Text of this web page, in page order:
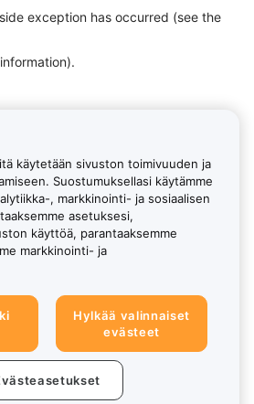
exception has occurred (see the
.
käytetään sivuston toimivuuden ja
Suostumuksellasi käytämme
, markkinointi- ja sosiaalisen
asetuksesi,
käyttöä, parantaaksemme
markkinointi- ja
Hylkää valinnaiset
evästeet